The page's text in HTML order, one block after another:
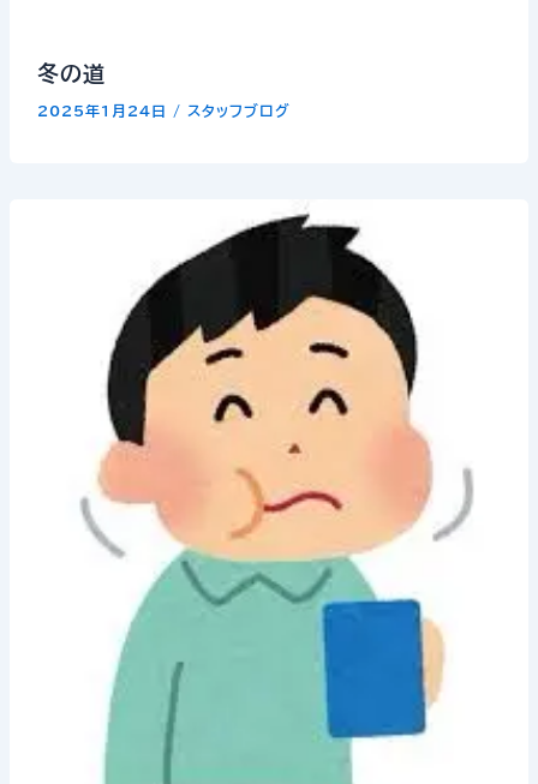
冬の道
2025年1月24日 / スタッフブログ